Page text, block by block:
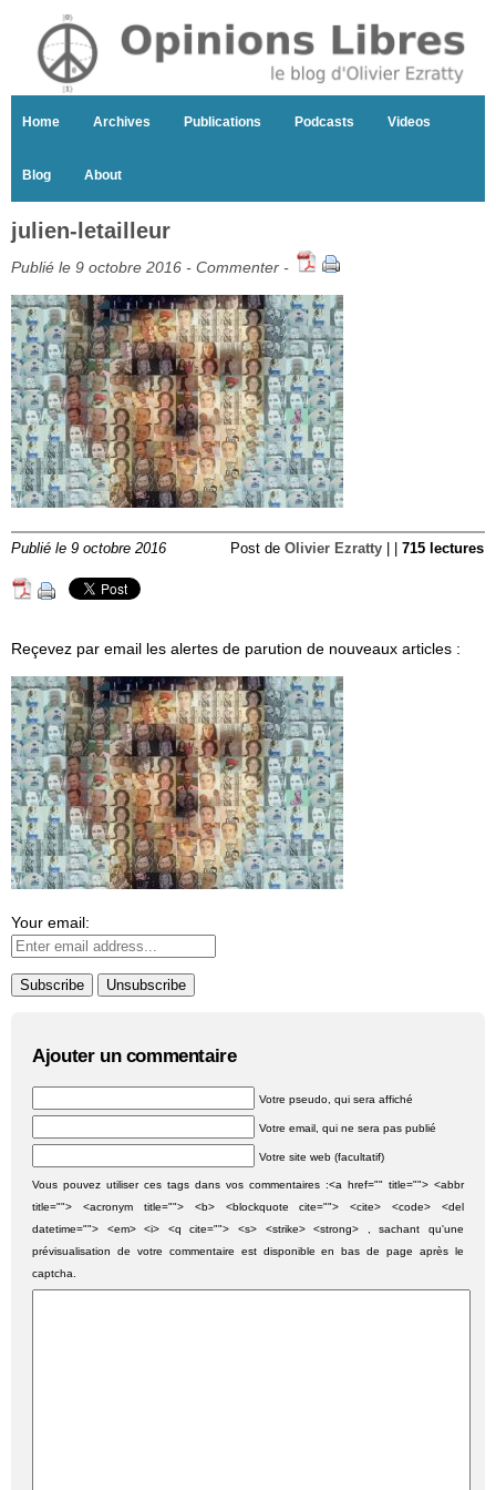
Home Archives Publications Podcasts Videos
Blog About
julien-letailleur
Publié le 9 octobre 2016 - Commenter -
Publié le 9 octobre 2016 Post de Olivier Ezratty 715 lectures
Reçevez par email les alertes de parution de nouveaux articles :
Your email:
Ajouter un commentaire
Votre pseudo, qui sera affiché
Votre email, qui ne sera pas publié
Votre site web (facultatif)
Vous pouvez utiliser ces tags dans vos commentaires :<a href="" title=""> <abbr
title=""> <acronym title=""> <b> <blockquote cite=""> <cite> <code> <del
datetime=""> <em> <i> <q cite=""> <s> <strike> <strong> , sachant qu'une
prévisualisation de votre commentaire est disponible en bas de page après le
captcha.